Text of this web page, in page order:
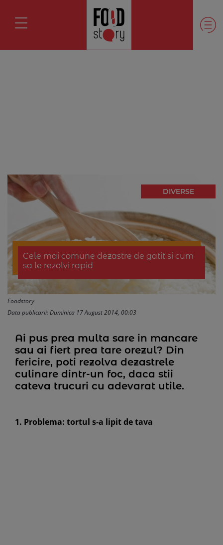
DIVERSE
Cele mai comune dezastre de gatit si cum
sa le rezolvi rapid
Foodstory
Data publicarii: Duminica 17 August 2014, 00:03
Ai pus prea multa sare in mancare
sau ai fiert prea tare orezul? Din
fericire, poti rezolva dezastrele
culinare dintr-un foc, daca stii
cateva trucuri cu adevarat utile.
1. Problema: tortul s-a lipit de tava